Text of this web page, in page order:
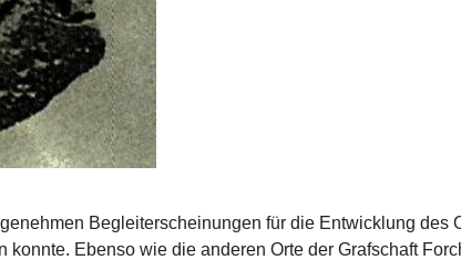
Be­gleiterscheinungen für die Ent­wicklung
Eben­so wie die anderen Orte der Grafschaft